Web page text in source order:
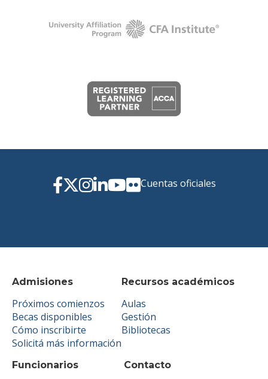
Admisiones
Próximos comienzos
Becas disponibles
Cómo inscribirte
Solicitá más información
Recursos académicos
Aulas
Gestión
Bibliotecas
Funcionarios Contacto
Cuentas oficiales